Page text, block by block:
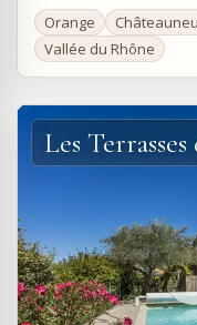
Orange
Vallée du Rhône
Les